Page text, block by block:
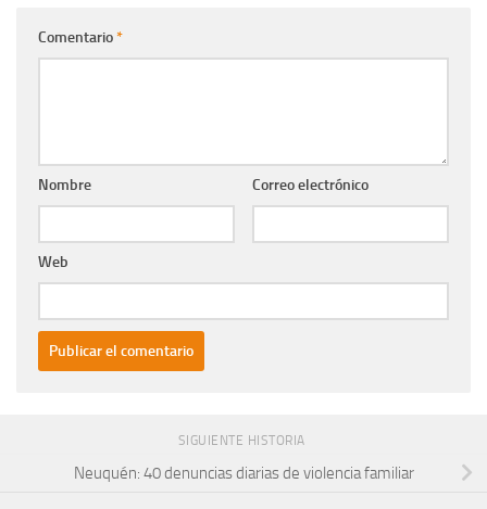
Comentario*
Nombre Correo electrónico
Web
SIGUIENTE HISTORIA
Neuquén: 40 denuncias diarias de violencia familiar